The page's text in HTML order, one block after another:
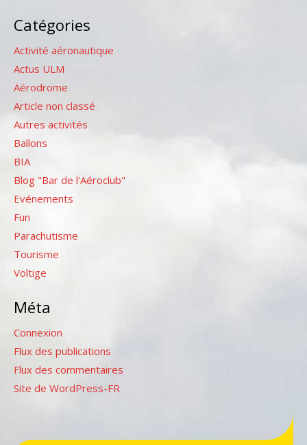
Catégories
Activité aéronautique
Actus ULM
Aérodrome
Article non classé
Autres activités
Ballons
BIA
Blog "Bar de l'Aéroclub"
Evénements
Fun
Parachutisme
Tourisme
Voltige
Méta
Connexion
Flux des publications
Flux des commentaires
Site de WordPress-FR